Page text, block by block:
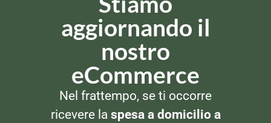
THE
The Lipton 25 Filtri
THE
Twinings English Breakfast
aggiornando il
nostro
eCommerce
Nel frattempo, se ti occorre
ricevere la spesa a domicilio a